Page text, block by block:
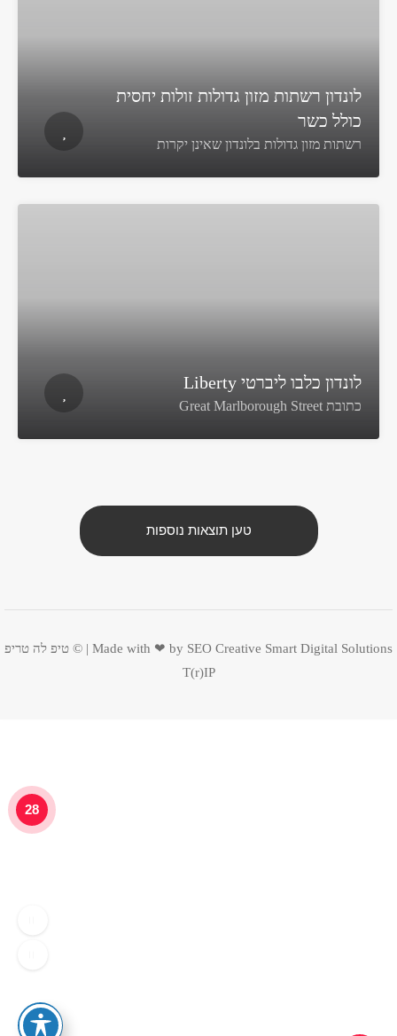
לונדון רשתות מזון גדולות זולות יחסית
כולל כשר
רשתות מזון גדולות בלונדון שאינן יקרות
לונדון כלבו ליברטי Liberty
כתובת Great Marlborough Street
טען תוצאות נוספות
Made with ❤ by SEO Creative Smart Digital Solutions | ©
טיפ לה טריפ
T(r)IP
28